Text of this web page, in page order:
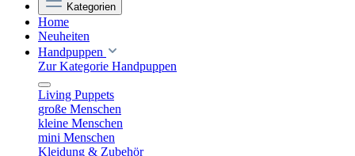
Kategorien
Home
Neuheiten
Handpuppen
Zur Kategorie Handpuppen
Living Puppets
große Menschen
kleine Menschen
mini Menschen
Kleidung & Zubehör